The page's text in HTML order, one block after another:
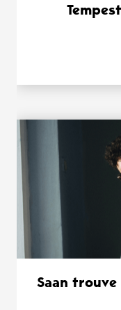
Saan trouve